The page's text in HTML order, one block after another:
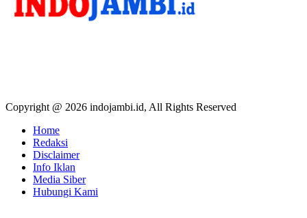
Copyright @ 2026 indojambi.id, All Rights Reserved
Home
Redaksi
Disclaimer
Info Iklan
Media Siber
Hubungi Kami